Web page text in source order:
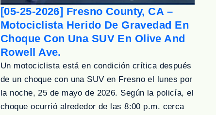
[05-25-2026] Fresno County, CA –
Motociclista Herido De Gravedad En
Choque Con Una SUV En Olive And
Rowell Ave.
Un motociclista está en condición crítica después
de un choque con una SUV en Fresno el lunes por
la noche, 25 de mayo de 2026. Según la policía, el
choque ocurrió alrededor de las 8:00 p.m. cerca